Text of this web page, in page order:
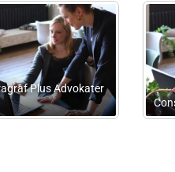
Peter Klitgaard